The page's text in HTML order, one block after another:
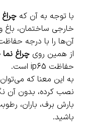
با توجه به آن که چراغ
خارجی ساختمان، باغ
آن‌ها را با درجه
از همین روی چراغ نما 10 وات صبا ترانس
حفاظت ip65 است.
به این معنا که
نصب کرده، بدون آن
بارش برف، باران،
باشید.